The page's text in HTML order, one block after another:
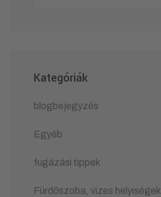
Kategóriák
blogbejegyzés
Egyéb
fugázási tippek
Fürdőszoba, vizes helyiségek